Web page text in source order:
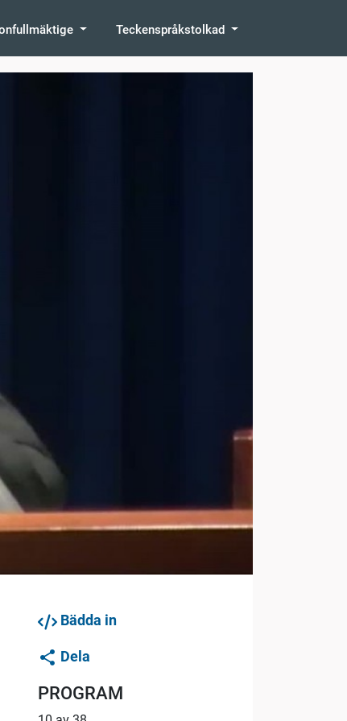
Teckenspråkstolkad
Bädda in
Dela
PROGRAM